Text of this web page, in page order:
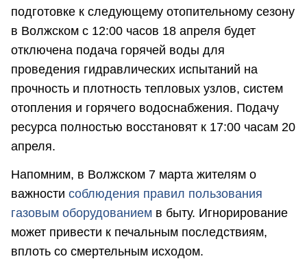
подготовке к следующему отопительному сезону
в Волжском с 12:00 часов 18 апреля будет
отключена подача горячей воды для
проведения гидравлических испытаний на
прочность и плотность тепловых узлов, систем
отопления и горячего водоснабжения. Подачу
ресурса полностью восстановят к 17:00 часам 20
апреля.
Напомним, в Волжском 7 марта жителям о
важности соблюдения правил пользования
газовым оборудованием в быту. Игнорирование
может привести к печальным последствиям,
вплоть со смертельным исходом.